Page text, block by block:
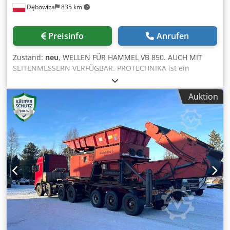
Acex Hhwdjaeck - ISO 9001:2015 - ISO 14001 -
Kundenanforderung erfüllt - Eigenes FORSCHUNGS- UND
ENTWICKLUNGSZENTRUM Kundenbeziehungen haben für
uns höchste Priorität, denn die Zufriedenheit unserer
Kunden ist unser Erfolg!
Dębowica 835 km
Preisinfo Anrufen
Zustand: neu, WELLEN FÜR HAMMEL VB 850. AUCH MIT
SEITENMESSERN VERFÜGBAR. PROTECHNIKA ist ein
Unternehmen mit 21-jähriger Geschichte und beschäftigt
sich seit Beginn seiner Tätigkeit mit der Produktion von
Ersatzteilen sowie kompletten Recyclinganlagen. In den
letzten Jahren haben wir unser Portfolio um die Fertigung
von Mahlscheiben für langsam laufende Schredder
erweitert. Dank der Implementierung automatisierter
Schweißprozesse und unserer eigenen
Produktionstechnologie konnten wir die Produktionszeiten
minimieren und gleichzeitig eine gleichbleibend hohe
Qualität gewährleisten. Mahlscheiben sind ein
Serienprodukt, was uns unter anderem die
Zusammenarbeit mit Maschinenherstellern als OEM
ermöglicht. Was zeichnet PROTECHNIKA im Vergleich zum
Wettbewerb aus? Ganz einfach! - Zertifizierte 3.1-
Auktion